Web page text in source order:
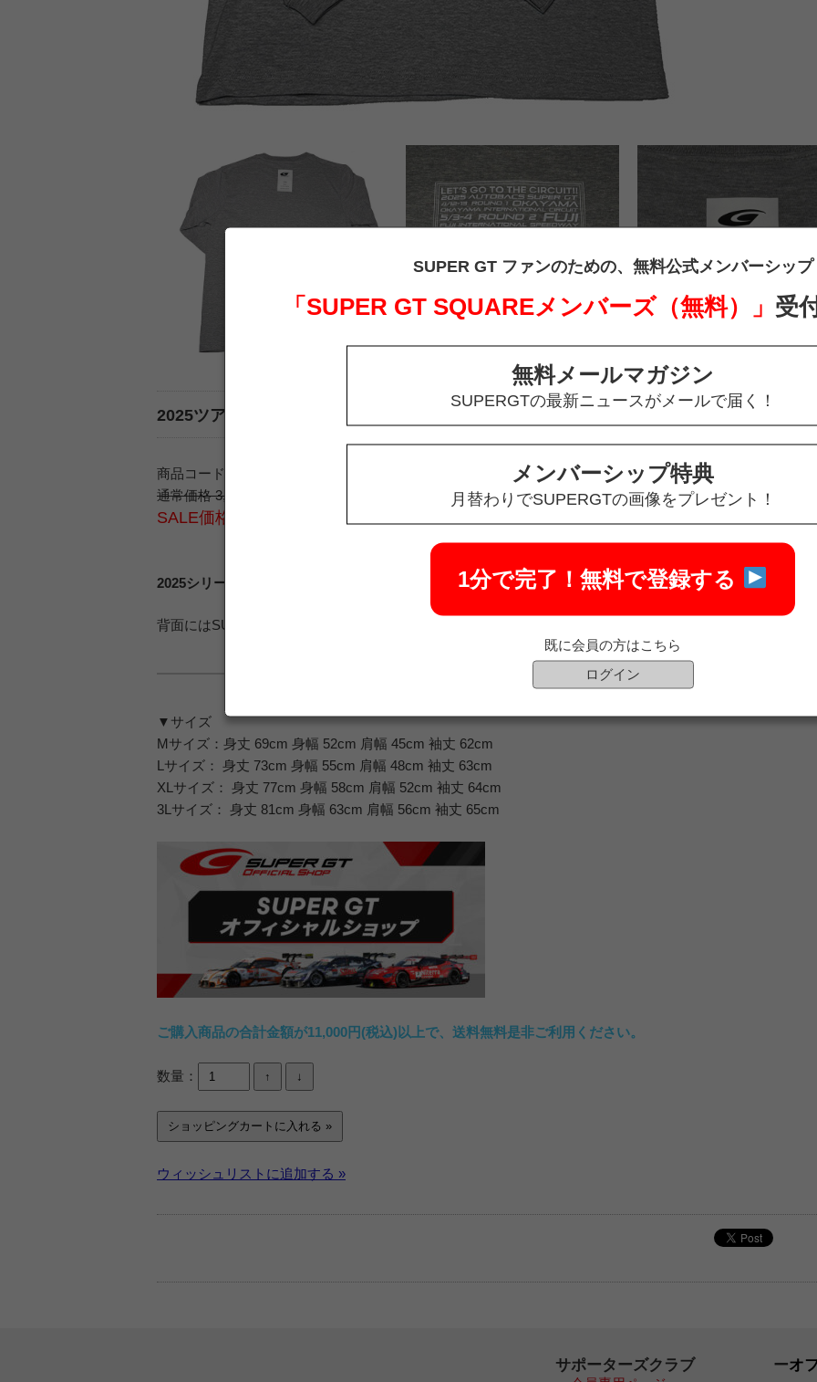
2025ツアーグラフィック ロングスリーブTシャツ（グレー/XLサイズ）
商品コード G01152082
通常価格 3,900 円（税込）
SALE価格 2,500 円（税込）
2025シリーズの各ラウンド名をグラフィックデザインし、前面にプリントしたロングスリーブTシャツです
背面にはSUPER GTシリコンパッチ入り！
▼サイズ
Mサイズ：身丈 69cm 身幅 52cm 肩幅 45cm 袖丈 62cm
Lサイズ： 身丈 73cm 身幅 55cm 肩幅 48cm 袖丈 63cm
XLサイズ： 身丈 77cm 身幅 58cm 肩幅 52cm 袖丈 64cm
3Lサイズ： 身丈 81cm 身幅 63cm 肩幅 56cm 袖丈 65cm
ご購入商品の合計金額が11,000円(税込)以上で、送料無料是非ご利用ください。
数量：
ウィッシュリストに追加する »
サポーターズクラブ
オ
SUPER GT ファンのための、 無料公式メンバーシップ
「SUPER GT SQUAREメンバーズ（無料）」 受
無料メールマガジン
SUPERGTの最新ニュースがメールで届く！
メンバーシップ特典
月替わりでSUPERGTの画像をプレゼント！
1分で完了！無料で登録する
既に会員の方はこちら
ログイン